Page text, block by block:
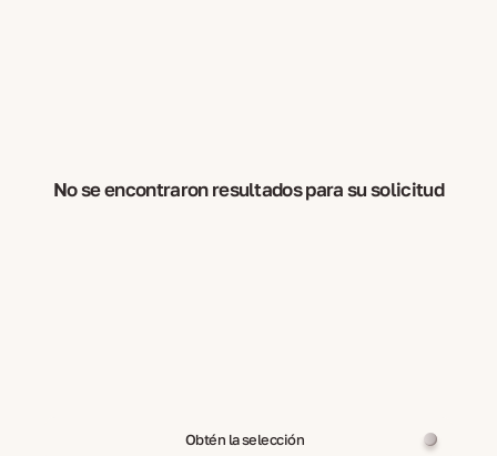
No se encontraron resultados para su solicitud
Obtén la selección